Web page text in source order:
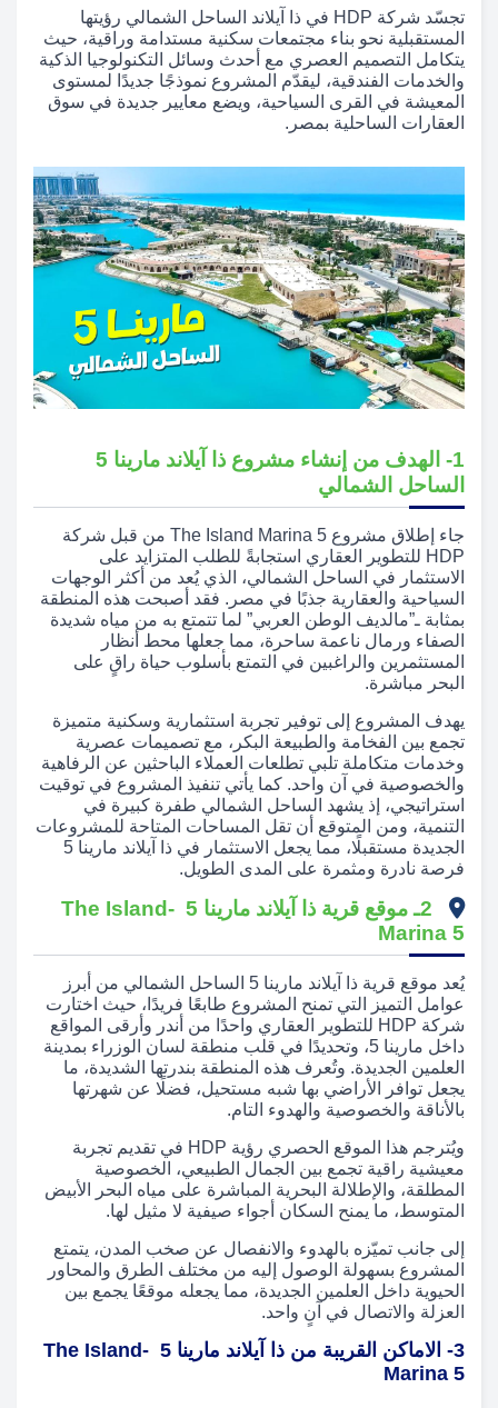
تجسّد شركة HDP في ذا آيلاند الساحل الشمالي رؤيتها
المستقبلية نحو بناء مجتمعات سكنية مستدامة وراقية، حيث
يتكامل التصميم العصري مع أحدث وسائل التكنولوجيا الذكية
والخدمات الفندقية، ليقدّم المشروع نموذجًا جديدًا لمستوى
المعيشة في القرى السياحية، ويضع معايير جديدة في سوق
العقارات الساحلية بمصر.
1- الهدف من إنشاء مشروع ذا آيلاند مارينا 5
الساحل الشمالي
جاء إطلاق مشروع The Island Marina 5 من قبل شركة
HDP للتطوير العقاري استجابةً للطلب المتزايد على
الاستثمار في الساحل الشمالي، الذي يُعد من أكثر الوجهات
السياحية والعقارية جذبًا في مصر. فقد أصبحت هذه المنطقة
بمثابة ـ”مالديف الوطن العربي” لما تتمتع به من مياه شديدة
الصفاء ورمال ناعمة ساحرة، مما جعلها محط أنظار
المستثمرين والراغبين في التمتع بأسلوب حياة راقٍ على
البحر مباشرة.
يهدف المشروع إلى توفير تجربة استثمارية وسكنية متميزة
تجمع بين الفخامة والطبيعة البكر، مع تصميمات عصرية
وخدمات متكاملة تلبي تطلعات العملاء الباحثين عن الرفاهية
والخصوصية في آن واحد. كما يأتي تنفيذ المشروع في توقيت
استراتيجي، إذ يشهد الساحل الشمالي طفرة كبيرة في
التنمية، ومن المتوقع أن تقل المساحات المتاحة للمشروعات
الجديدة مستقبلًا، مما يجعل الاستثمار في ذا آيلاند مارينا 5
فرصة نادرة ومثمرة على المدى الطويل.
2ـ موقع قرية ذا آيلاند مارينا 5 -The Island
Marina 5
يُعد موقع قرية ذا آيلاند مارينا 5 الساحل الشمالي من أبرز
عوامل التميز التي تمنح المشروع طابعًا فريدًا، حيث اختارت
شركة HDP للتطوير العقاري واحدًا من أندر وأرقى المواقع
داخل مارينا 5، وتحديدًا في قلب منطقة لسان الوزراء بمدينة
العلمين الجديدة. وتُعرف هذه المنطقة بندرتها الشديدة، ما
يجعل توافر الأراضي بها شبه مستحيل، فضلًا عن شهرتها
بالأناقة والخصوصية والهدوء التام.
ويُترجم هذا الموقع الحصري رؤية HDP في تقديم تجربة
معيشية راقية تجمع بين الجمال الطبيعي، الخصوصية
المطلقة، والإطلالة البحرية المباشرة على مياه البحر الأبيض
المتوسط، ما يمنح السكان أجواء صيفية لا مثيل لها.
إلى جانب تميّزه بالهدوء والانفصال عن صخب المدن، يتمتع
المشروع بسهولة الوصول إليه من مختلف الطرق والمحاور
الحيوية داخل العلمين الجديدة، مما يجعله موقعًا يجمع بين
العزلة والاتصال في آنٍ واحد.
3- الاماكن القريبة من ذا آيلاند مارينا 5 -The Island
Marina 5